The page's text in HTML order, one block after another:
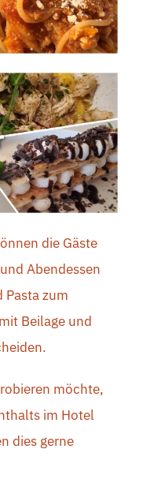
die Gäste
Abendessen
zum
Beilage und
möchte,
im Hotel
dies gerne